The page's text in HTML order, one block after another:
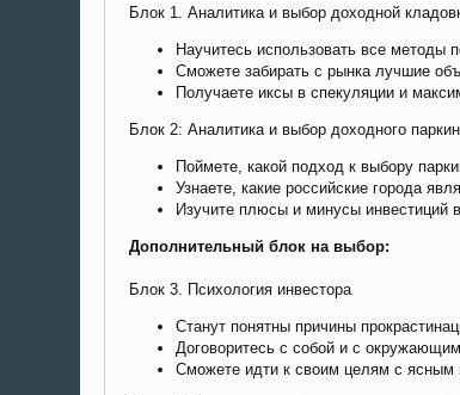
Блок 1. Аналитика и выбор доходной
Научитесь использовать все методы
Сможете забирать с рынка лучшие
Получаете иксы в спекуляции и
Блок 2: Аналитика и выбор доходного
Поймете, какой подход к выбору
Узнаете, какие российские города
Изучите плюсы и минусы инвестиций
Дополнительный блок на выбор:
Блок 3. Психология инвестора
Станут понятны причины
Договоритесь с собой и с
Сможете идти к своим целям с ясным